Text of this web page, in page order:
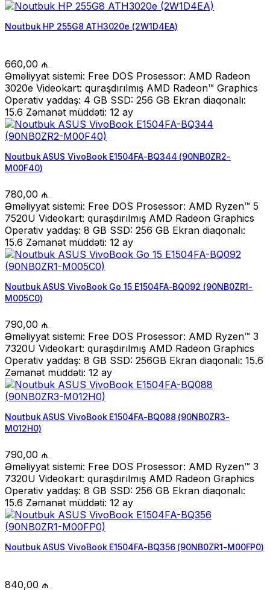
Noutbuk HP 255G8 ATH3020e (2W1D4EA)
660,00 ₼
Əməliyyat sistemi: Free DOS Prosessor: AMD Radeon
3020e Videokart: quraşdırılmış AMD Radeon™ Graphics
Operativ yaddaş: 4 GB SSD: 256 GB Ekran diaqonalı:
15.6 Zəmanət müddəti: 12 ay
Noutbuk ASUS VivoBook E1504FA-BQ344 (90NB0ZR2-
M00F40)
780,00 ₼
Əməliyyat sistemi: Free DOS Prosessor: AMD Ryzen™ 5
7520U Videokart: quraşdırılmış AMD Radeon Graphics
Operativ yaddaş: 8 GB SSD: 256 GB Ekran diaqonalı:
15.6 Zəmanət müddəti: 12 ay
Noutbuk ASUS VivoBook Go 15 E1504FA-BQ092 (90NB0ZR1-
M005C0)
790,00 ₼
Əməliyyat sistemi: Free DOS Prosessor: AMD Ryzen™ 3
7320U Videokart: quraşdırılmış AMD Radeon Graphics
Operativ yaddaş: 8 GB SSD: 256GB Ekran diaqonalı: 15.6
Zəmanət müddəti: 12 ay
Noutbuk ASUS VivoBook E1504FA-BQ088 (90NB0ZR3-
M012H0)
790,00 ₼
Əməliyyat sistemi: Free DOS Prosessor: AMD Ryzen™ 3
7320U Videokart: quraşdırılmış AMD Radeon Graphics
Operativ yaddaş: 8 GB SSD: 256 GB Ekran diaqonalı:
15.6 Zəmanət müddəti: 12 ay
Noutbuk ASUS VivoBook E1504FA-BQ356 (90NB0ZR1-M00FP0)
840,00 ₼